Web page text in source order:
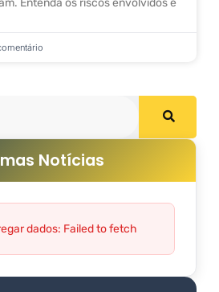
Notícias
dados: Failed to fetch